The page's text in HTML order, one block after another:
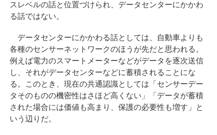
スレベルの話と位置づけられ、データセンターにかかわ
る話ではない。
データセンターにかかわる話としては、自動車よりも
各種のセンサーネットワークのほうが先だと思われる。
例えば電力のスマートメーターなどがデータを逐次送信
し、それがデータセンターなどに蓄積されることにな
る。このとき、現在の共通認識としては「センサーデー
タそのものの機密性はさほど高くない」「データが蓄積
された場合には価値も高まり、保護の必要性も増す」と
いう辺りだ。